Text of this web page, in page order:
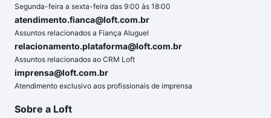
Segunda-feira a sexta-feira das 9:00 às 18:00
atendimento.fianca@loft.com.br
Assuntos relacionados a Fiança Aluguel
relacionamento.plataforma@loft.com.br
Assuntos relacionados ao CRM Loft
imprensa@loft.com.br
Atendimento exclusivo aos profissionais de imprensa
Sobre a Loft